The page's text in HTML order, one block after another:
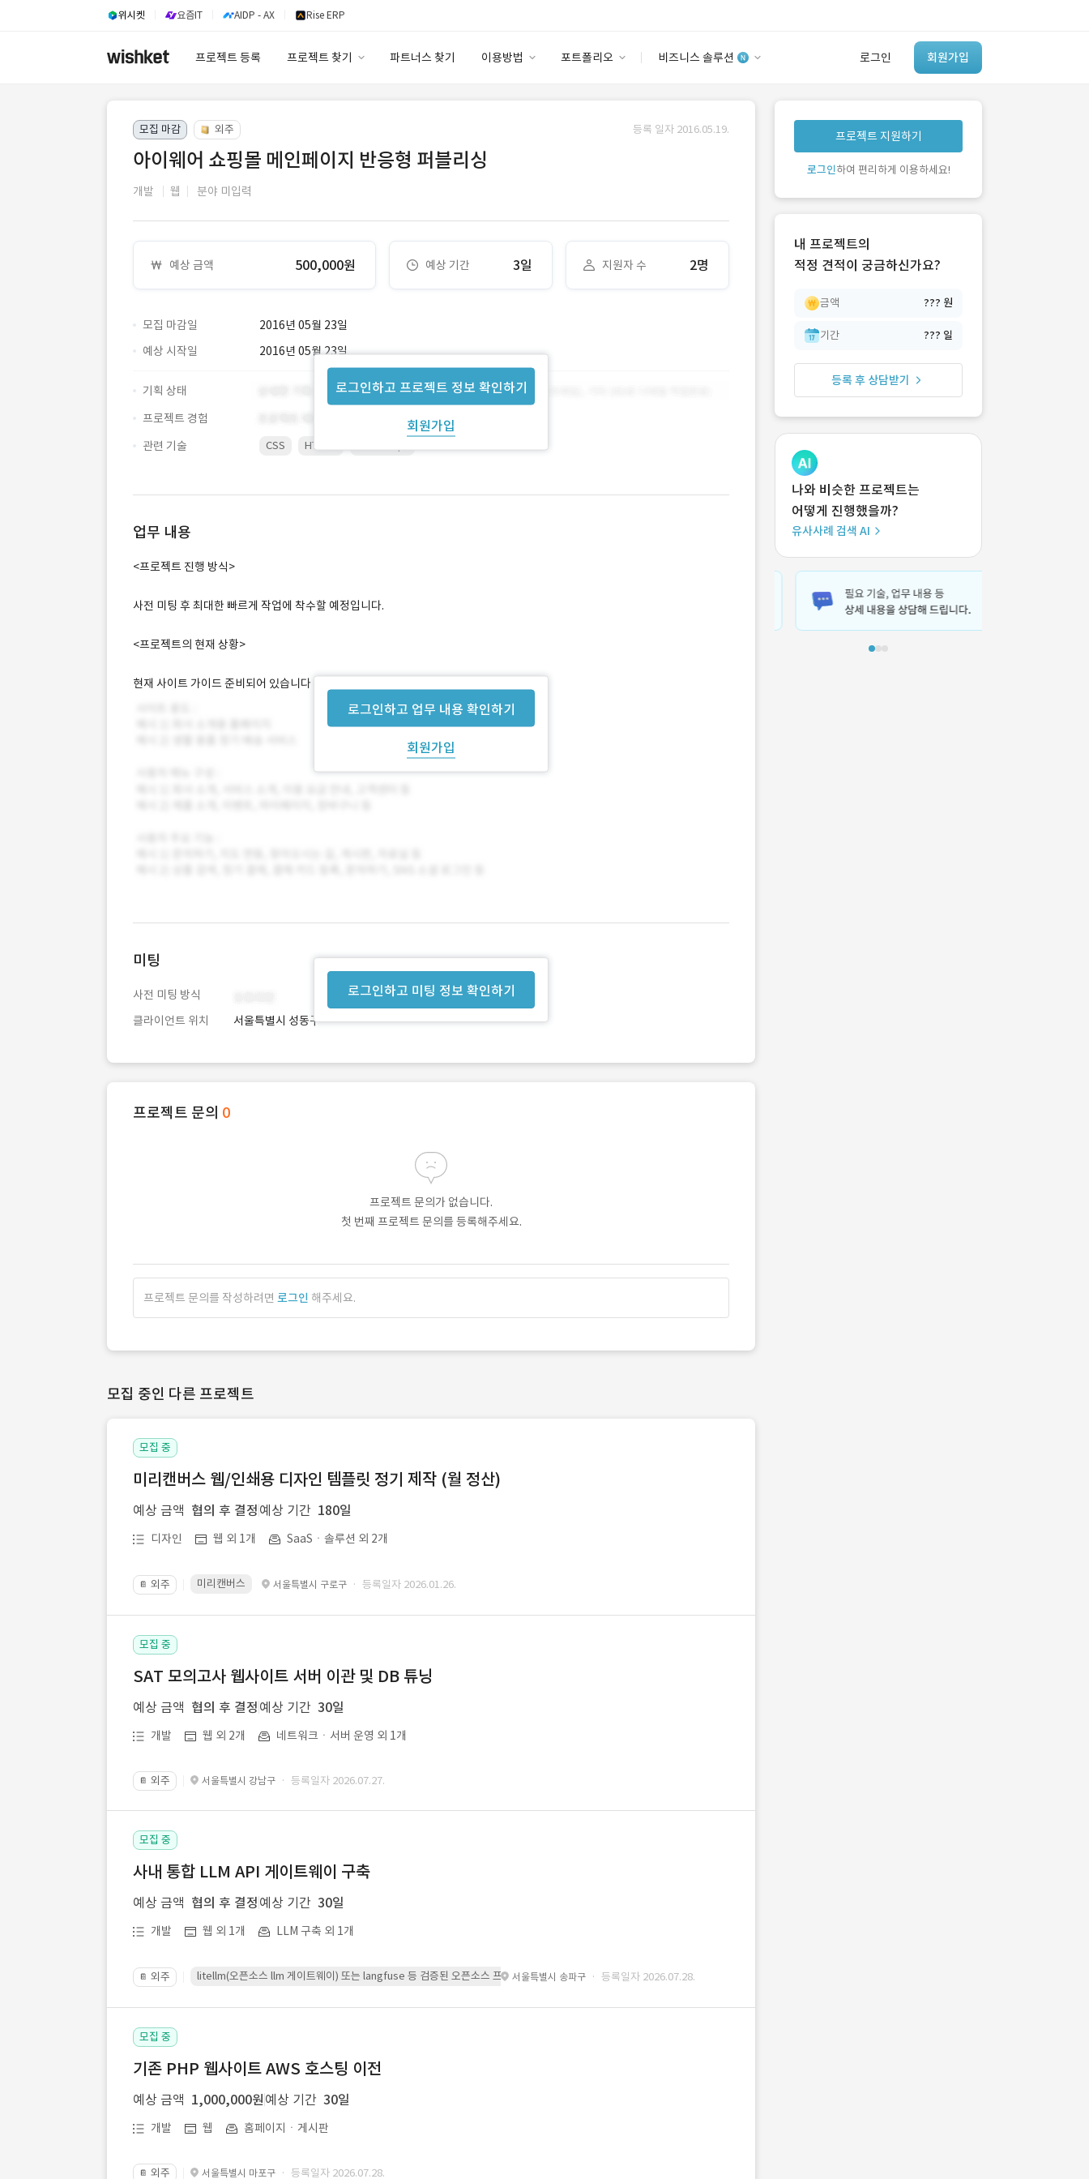
위시켓 요즘IT AIDP - AX Rise ERP
프로젝트 등록 프로젝트 찾기 파트너스 찾기 이용방법 포트폴리오 비즈니스 솔루션 로그인 회원가입
이용요금
고객센터
안심 코드 케어
유사사례 검색 AI
‘이런 거’ 만들어본
개발 회사 있어?
모집 마감 외주 등록 일자 2016.05.19.
아이웨어 쇼핑몰 메인페이지 반응형 퍼블리싱
개발 웹 분야 미입력
예상 금액 500,000원 예상 기간 3일 지원자 수 2명
모집 마감일 2016년 05월 23일
로그인하고 프로젝트 정보 확인하기
회원가입
예상 시작일 2016년 05월 23일
기획 상태
프로젝트 경험
관련 기술
CSS HTML5
업무 내용
로그인하고 업무 내용 확인하기
회원가입
<프로젝트 진행 방식>
사전 미팅 후 최대한 빠르게 작업에 착수할 예정입니다.
<프로젝트의 현재 상황>
현재 사이트 가이드 준비되어 있습니다
로그인하고 미팅 정보 확인하기
미팅
사전 미팅 방식
클라이언트 위치
서울특별시 성동구
프로젝트 문의 0
프로젝트 문의가 없습니다.
첫 번째 프로젝트 문의를 등록해주세요.
프로젝트 문의를 작성하려면 로그인 해주세요.
모집 중인 다른 프로젝트
모집 중
미리캔버스 웹/인쇄용 디자인 템플릿 정기 제작 (월 정산)
예상 금액 협의 후 결정 예상 기간 180일
디자인 웹 외 1개 SaaSㆍ솔루션 외 2개
📔 외주 미리캔버스 서울특별시 구로구 · 등록일자 2026.01.26.
모집 중
SAT 모의고사 웹사이트 서버 이관 및 DB 튜닝
예상 금액 협의 후 결정 예상 기간 30일
개발 웹 외 2개 네트워크ㆍ서버 운영 외 1개
📔 외주 서울특별시 강남구 · 등록일자 2026.07.27.
모집 중
사내 통합 LLM API 게이트웨이 구축
예상 금액 협의 후 결정 예상 기간 30일
개발 웹 외 1개 LLM 구축 외 1개
📔 외주 litellm(오픈소스 llm 게이트웨이) 또는 langfuse 등 검증된 오픈소스 프레임워크를 기반으로 시스템을 구축
서울특별시 송파구 · 등록일자 2026.07.28.
모집 중
기존 PHP 웹사이트 AWS 호스팅 이전
예상 금액 1,000,000원 예상 기간 30일
개발 웹 홈페이지ㆍ게시판
📔 외주 서울특별시 마포구 · 등록일자 2026.07.28.
프로젝트 지원하기
로그인하여 편리하게 이용하세요!
내 프로젝트의
적정 견적이 궁금하신가요?
금액 ??? 원
기간 ??? 일
등록 후 상담받기
나와 비슷한 프로젝트는
어떻게 진행했을까?
유사사례 검색 AI